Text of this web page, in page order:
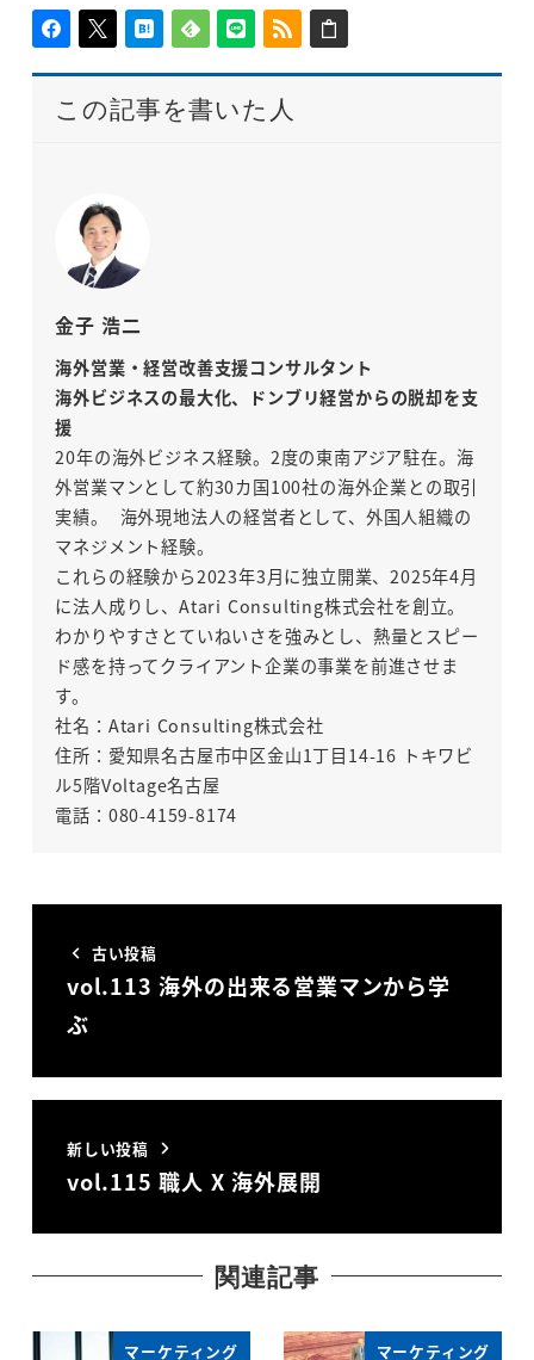
この記事を書いた人
金子 浩二
海外営業・経営改善支援コンサルタント
海外ビジネスの最大化、ドンブリ経営からの脱却を支
援
20年の海外ビジネス経験。2度の東南アジア駐在。海
外営業マンとして約30カ国100社の海外企業との取引
実績。 海外現地法人の経営者として、外国人組織の
マネジメント経験。
これらの経験から2023年3月に独立開業、2025年4月
に法人成りし、Atari Consulting株式会社を創立。
わかりやすさとていねいさを強みとし、熱量とスピー
ド感を持ってクライアント企業の事業を前進させま
す。
社名：Atari Consulting株式会社
住所：愛知県名古屋市中区金山1丁目14-16 トキワビ
ル5階Voltage名古屋
電話：080-4159-8174
古い投稿
vol.113 海外の出来る営業マンから学
ぶ
新しい投稿
vol.115 職人 X 海外展開
関連記事
マーケティング マーケティング